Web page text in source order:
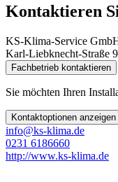
Kontaktieren
KS-Klima-Service
Karl-Liebknecht-Straße
Fachbetrieb kontaktieren
Sie möchten Ihren
Kontaktoptionen anzeigen
info@ks-klima.de
0231 6186660
http://www.ks-klima.de